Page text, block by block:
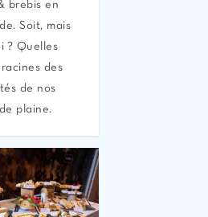
brebis en
Soit, mais
? Quelles
des
de nos
plaine.